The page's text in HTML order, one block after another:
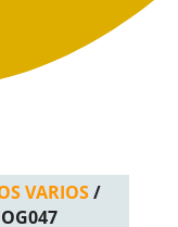
VARIOS/